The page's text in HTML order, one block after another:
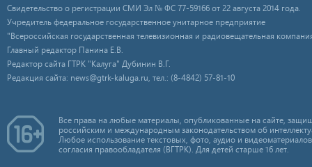
Свидетельство о регистрации СМИ Эл № ФС 77-59166 от 22 августа 2014 года.
Учредитель федеральное государственное унитарное предприятие
"Всероссийская государственная телевизионная и радиовещательная
Главный редактор Панина Е.В.
Редактор сайта ГТРК "Калуга" Дубинин В.Г.
Редакция сайта: news@gtrk-kaluga.ru, тел.: (8-4842) 57-81-10
Все права на любые материалы, опубликованные на сайте,
российским и международным законодательством об
Любое использование текстовых, фото, аудио и
согласия правообладателя (ВГТРК). Для детей старше 16 лет.